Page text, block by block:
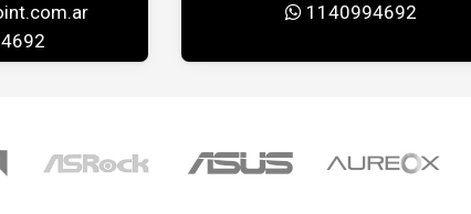
1140994692